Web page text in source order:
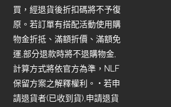
買，經退貨後折扣碼將不予復
原。若訂單有搭配活動使用購
物金折抵、滿額折價、滿額免
運,部分退款時將不退購物金,
計算方式將依官方為準，NLF
保留方案之解釋權利。 • 若申
請退貨者(已收到貨),申請退貨